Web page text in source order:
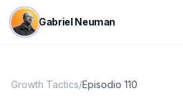
Gabriel Neuman
Growth Tactics/Episodio 110